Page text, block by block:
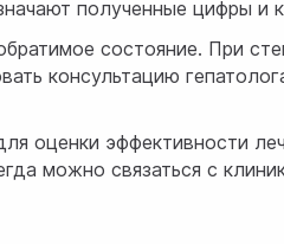
полученные цифры и
состояние. При
консультацию
оценки эффективности
можно связаться с